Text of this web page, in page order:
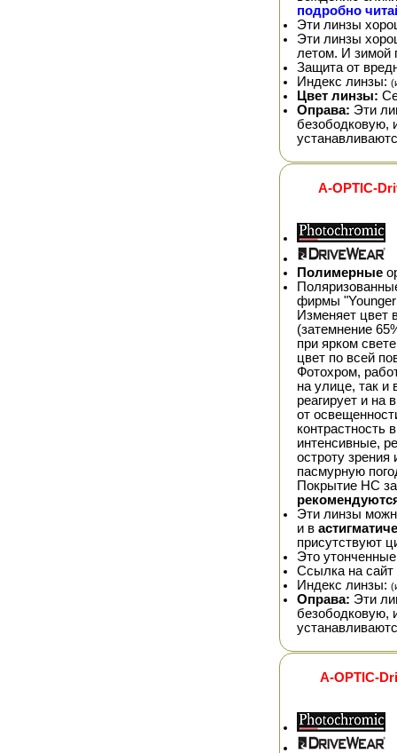
подробно
Эти линзы
Эти линзы
летом. И зимой
Защита от
Индекс линзы:
Цвет линзы:
Оправа: Эти
безободковую,
A-OPTIC-
Полимерные
фирмы "Younger
Изменяет цвет
(затемнение
при ярком
цвет по всей
Фотохром,
на улице, так и
реагирует и на
от
контрастность
интенсивные,
остроту
пасмурную
Покрытие HC
Эти линзы
и в
присутствуют
Это
Ссылка на сайт
Индекс линзы:
Оправа: Эти
безободковую,
A-OPTIC-